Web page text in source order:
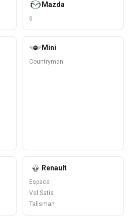
Mazda
6
Mini
Countryman
Renault
Espace
Vel Satis
Talisman